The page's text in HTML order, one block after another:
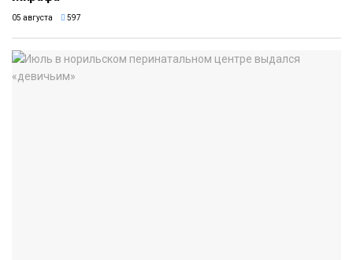
05 августа 597